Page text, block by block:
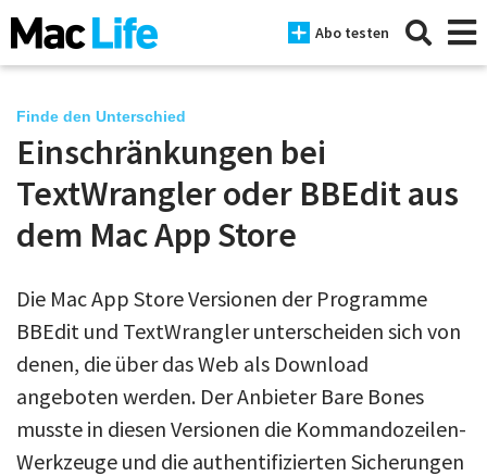
Abo testen
News
iPhone
iPad
Tests
Tipps
Magazine
Finde den Unterschied
Einschränkungen bei
TextWrangler oder BBEdit aus
dem Mac App Store
Die Mac App Store Versionen der Programme
BBEdit und TextWrangler unterscheiden sich von
denen, die über das Web als Download
angeboten werden. Der Anbieter Bare Bones
musste in diesen Versionen die Kommandozeilen-
Werkzeuge und die authentifizierten Sicherungen